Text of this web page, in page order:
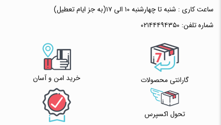
ساعت کاری : شنبه تا چهارشنبه ۱۰ الی ۱۷(به جز ایام تعطیل)
شماره تلفن: ۰۲۱۴۴۴۹۴۳۵۰
گارانتی محصولات خرید امن و آسان
تحول اکسپرس